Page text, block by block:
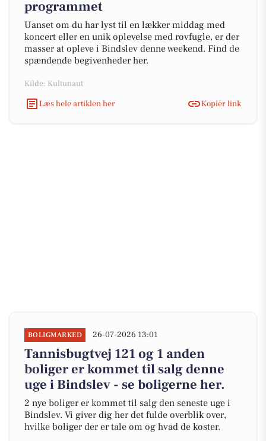
programmet
Uanset om du har lyst til en lækker middag med
koncert eller en unik oplevelse med rovfugle, er der
masser at opleve i Bindslev denne weekend. Find de
spændende begivenheder her.
Kilde: Kultunaut
Læs hele artiklen her
Kopiér link
BOLIGMARKED 26-07-2026 13:01
Tannisbugtvej 121 og 1 anden
boliger er kommet til salg denne
uge i Bindslev - se boligerne her.
2 nye boliger er kommet til salg den seneste uge i
Bindslev. Vi giver dig her det fulde overblik over,
hvilke boliger der er tale om og hvad de koster.